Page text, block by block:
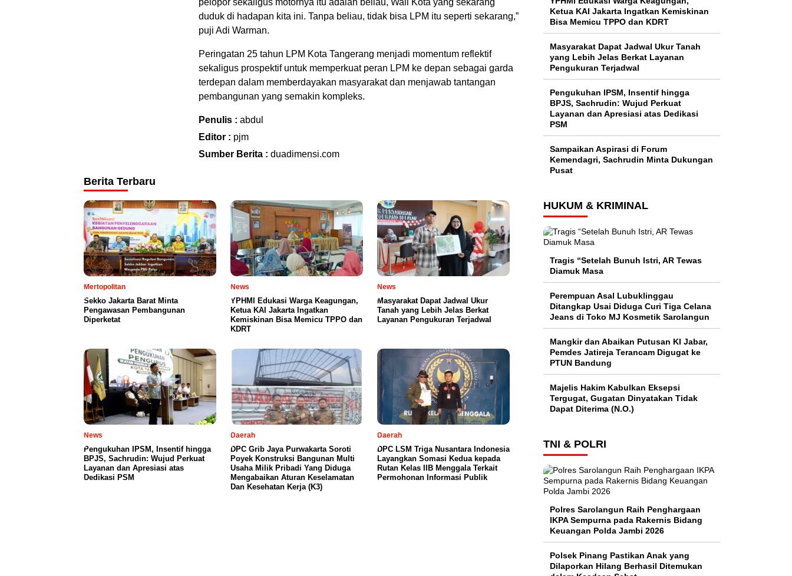
pelopor sekaligus motornya itu adalah beliau, Wali Kota yang sekarang
duduk di hadapan kita ini. Tanpa beliau, tidak bisa LPM itu seperti sekarang,”
puji Adi Warman.
Peringatan 25 tahun LPM Kota Tangerang menjadi momentum reflektif
sekaligus prospektif untuk memperkuat peran LPM ke depan sebagai garda
terdepan dalam memberdayakan masyarakat dan menjawab tantangan
pembangunan yang semakin kompleks.
Penulis : abdul
Editor : pjm
Sumber Berita : duadimensi.com
Berita Terbaru
Mertopolitan
Sekko Jakarta Barat Minta
Pengawasan Pembangunan
Diperketat
News
YPHMI Edukasi Warga Keagungan,
Ketua KAI Jakarta Ingatkan
Kemiskinan Bisa Memicu TPPO dan
KDRT
News
Masyarakat Dapat Jadwal Ukur
Tanah yang Lebih Jelas Berkat
Layanan Pengukuran Terjadwal
News
Pengukuhan IPSM, Insentif hingga
BPJS, Sachrudin: Wujud Perkuat
Layanan dan Apresiasi atas
Dedikasi PSM
Daerah
DPC Grib Jaya Purwakarta Soroti
Poyek Konstruksi Bangunan Multi
Usaha Milik Pribadi Yang Diduga
Mengabaikan Aturan Keselamatan
Dan Kesehatan Kerja (K3)
Daerah
DPC LSM Triga Nusantara Indonesia
Layangkan Somasi Kedua kepada
Rutan Kelas IIB Menggala Terkait
Permohonan Informasi Publik
Ketua KAI Jakarta Ingatkan Kemiskinan
Bisa Memicu TPPO dan KDRT
Masyarakat Dapat Jadwal Ukur Tanah
yang Lebih Jelas Berkat Layanan
Pengukuran Terjadwal
Pengukuhan IPSM, Insentif hingga
BPJS, Sachrudin: Wujud Perkuat
Layanan dan Apresiasi atas Dedikasi
PSM
Sampaikan Aspirasi di Forum
Kemendagri, Sachrudin Minta Dukungan
Pusat
HUKUM & KRIMINAL
Tragis “Setelah Bunuh Istri, AR Tewas
Diamuk Masa
Perempuan Asal Lubuklinggau
Ditangkap Usai Diduga Curi Tiga Celana
Jeans di Toko MJ Kosmetik Sarolangun
Mangkir dan Abaikan Putusan KI Jabar,
Pemdes Jatireja Terancam Digugat ke
PTUN Bandung
Majelis Hakim Kabulkan Eksepsi
Tergugat, Gugatan Dinyatakan Tidak
Dapat Diterima (N.O.)
TNI & POLRI
Polres Sarolangun Raih Penghargaan
IKPA Sempurna pada Rakernis Bidang
Keuangan Polda Jambi 2026
Polsek Pinang Pastikan Anak yang
Dilaporkan Hilang Berhasil Ditemukan